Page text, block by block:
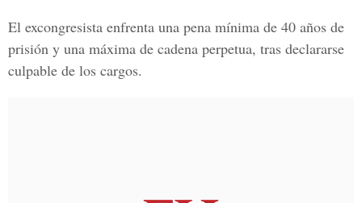
El excongresista enfrenta una pena mínima de 40 años de
prisión y una máxima de cadena perpetua, tras declararse
culpable de los cargos.